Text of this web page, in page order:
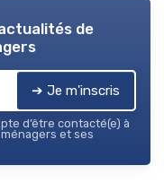
de
➔ Je m'inscris
d’être contacté(e) à
et ses